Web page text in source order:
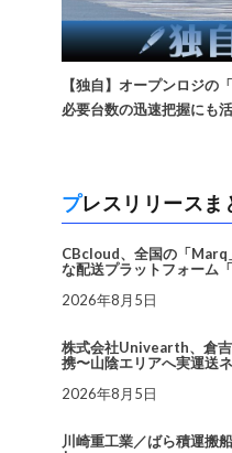
【独自】オープンロジの
必要台数の迅速把握にも
プレスリリース
CBcloud、全国の「Marq
な配送プラットフォーム
2026年8月5日
株式会社Univearth、倉
携〜山陰エリアへ実運送
2026年8月5日
川崎重工業／ばら積運搬